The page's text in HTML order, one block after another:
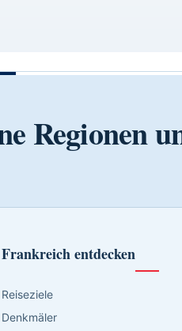
Regionen
Frankreich entdecken
Reiseziele
Denkmäler